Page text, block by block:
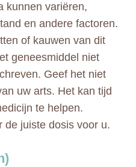
kunnen variëren,
en andere factoren.
of kauwen van dit
geneesmiddel niet
Geef het niet
uw arts. Het kan tijd
te helpen.
de juiste dosis voor u.